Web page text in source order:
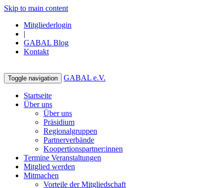
Skip to main content
Mitgliederlogin
|
GABAL Blog
Kontakt
Toggle navigation GABAL e.V.
Startseite
Über uns
Über uns
Präsidium
Regionalgruppen
Partnerverbände
Koopertionspartner:innen
Termine Veranstaltungen
Mitglied werden
Mitmachen
Vorteile der Mitgliedschaft